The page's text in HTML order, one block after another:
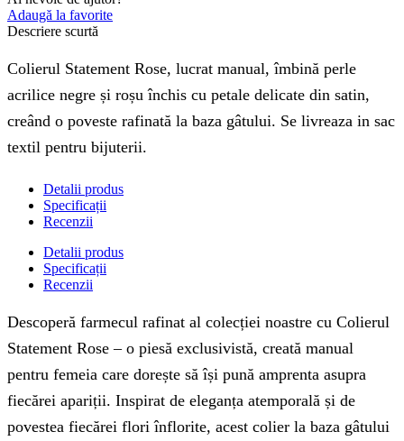
Adaugă la favorite
Descriere scurtă
Colierul Statement Rose, lucrat manual, îmbină perle
acrilice negre și roșu închis cu petale delicate din satin,
creând o poveste rafinată la baza gâtului. Se livreaza in sac
textil pentru bijuterii.
Detalii produs
Specificații
Recenzii
Detalii produs
Specificații
Recenzii
Descoperă farmecul rafinat al colecției noastre cu Colierul
Statement Rose – o piesă exclusivistă, creată manual
pentru femeia care dorește să își pună amprenta asupra
fiecărei apariții. Inspirat de eleganța atemporală și de
povestea fiecărei flori înflorite, acest colier la baza gâtului